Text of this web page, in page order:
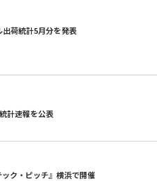
荷統計5月分を発表
計速報を公表
ック・ピッチ』横浜で開催